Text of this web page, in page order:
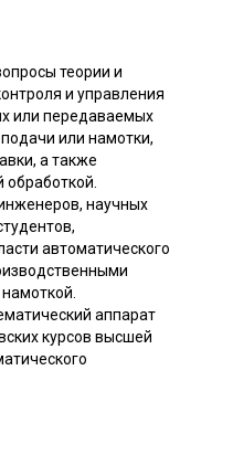
теории и
и управления
или передаваемых
или намотки,
а также
научных
автоматического
аппарат
курсов высшей